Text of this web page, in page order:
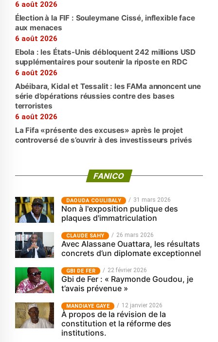
6 août 2026
Élection à la FIF : Souleymane Cissé, inflexible face
aux menaces
6 août 2026
Ebola : les États-Unis débloquent 242 millions USD
supplémentaires pour soutenir la riposte en RDC
6 août 2026
Abéibara, Kidal et Tessalit : les FAMa annoncent une
série d’opérations réussies contre des bases
terroristes
6 août 2026
La Fifa «présente des excuses» après le projet
controversé de s’ouvrir à des investisseurs privés
FANICO
‎DAOUDA COULIBALY 31 mars 2026
Non à l'exposition publique des
plaques d'immatriculation
CLAUDE SAHY 26 mars 2026
Avec Alassane Ouattara, les résultats
concrets d’un diplomate exceptionnel
GBI DE FER 22 février 2026
Gbi de Fer : « Raymonde Goudou, je
t’avais prévenue »
MANDIAYE GAYE 12 janvier 2026
À propos de la révision de la
constitution et la réforme des
institutions.